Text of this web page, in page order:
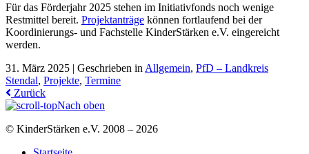
Für das Förderjahr 2025 stehen im Initiativfonds noch wenige
Restmittel bereit. Projektanträge können fortlaufend bei der
Koordinierungs- und Fachstelle KinderStärken e.V. eingereicht
werden.
31. März 2025 | Geschrieben in Allgemein, PfD – Landkreis
Stendal, Projekte, Termine
Zurück
Nach oben
© KinderStärken e.V. 2008 – 2026